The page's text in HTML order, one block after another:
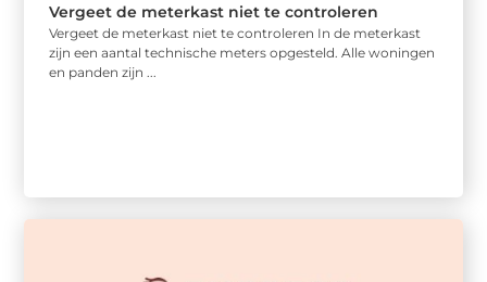
Vergeet de meterkast niet te controleren
Vergeet de meterkast niet te controleren In de meterkast
zijn een aantal technische meters opgesteld. Alle woningen
en panden zijn ...